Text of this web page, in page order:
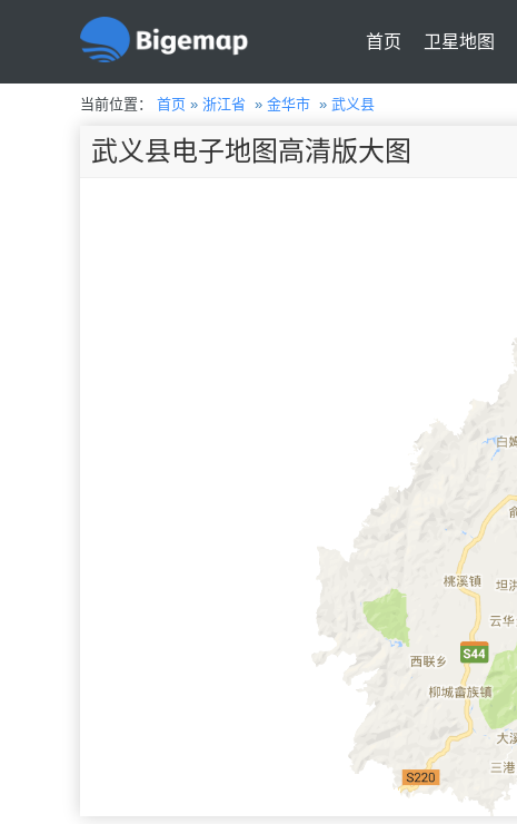
首页 卫星地图
当前位置： 首页 » 浙江省 » 金华市 » 武义县
武义县电子地图高清版大图